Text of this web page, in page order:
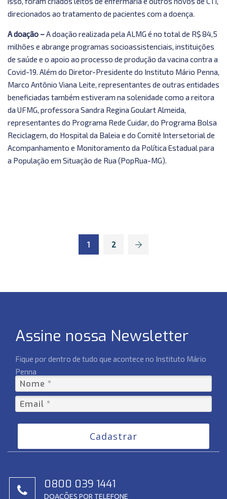
direcionados ao tratamento de pacientes com a doença.
A doação –A doação realizada pela ALMG é no total de R$ 84,5
milhões e abrange programas socioassistenciais, instituições
de saúde e o apoio ao processo de produção da vacina contra a
Covid-19. Além do Diretor-Presidente do Instituto Mário Penna,
Marco Antônio Viana Leite, representantes de outras entidades
beneficiadas também estiveram na solenidade como a reitora
da UFMG, professora Sandra Regina Goulart Almeida,
representantes do Programa Rede Cuidar, do Programa Bolsa
Reciclagem, do Hospital da Baleia e do Comitê Intersetorial de
Acompanhamento e Monitoramento da Política Estadual para
a População em Situação de Rua (PopRua-MG).
1 2
Assine nossa Newsletter
Fique por dentro de tudo que acontece no Instituto Mário
Penna
Cadastrar
0800 039 1441
DOAÇÕES POR TELEFONE